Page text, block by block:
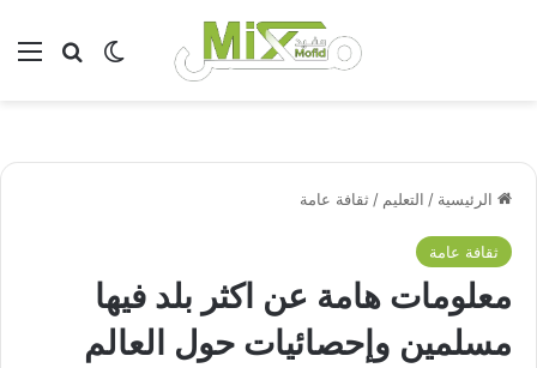
بحثالوضع
الرئيسية / التعليم /ثقافة عامة
ثقافة عامة
معلومات هامة عن اكثر بلد فيها
مسلمين وإحصائيات حول العالم